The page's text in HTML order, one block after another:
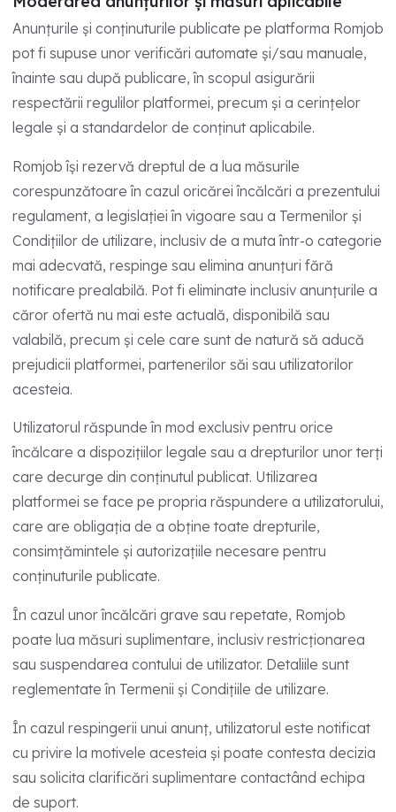
Anunțurile și conținuturile publicate pe platforma Romjob
pot fi supuse unor verificări automate și/sau manuale,
înainte sau după publicare, în scopul asigurării
respectării regulilor platformei, precum și a cerințelor
legale și a standardelor de conținut aplicabile.
Romjob își rezervă dreptul de a lua măsurile
corespunzătoare în cazul oricărei încălcări a prezentului
regulament, a legislației în vigoare sau a Termenilor și
Condițiilor de utilizare, inclusiv de a muta într-o categorie
mai adecvată, respinge sau elimina anunțuri fără
notificare prealabilă. Pot fi eliminate inclusiv anunțurile a
căror ofertă nu mai este actuală, disponibilă sau
valabilă, precum și cele care sunt de natură să aducă
prejudicii platformei, partenerilor săi sau utilizatorilor
acesteia.
Utilizatorul răspunde în mod exclusiv pentru orice
încălcare a dispozițiilor legale sau a drepturilor unor terți
care decurge din conținutul publicat. Utilizarea
platformei se face pe propria răspundere a utilizatorului,
care are obligația de a obține toate drepturile,
consimțămintele și autorizațiile necesare pentru
conținuturile publicate.
În cazul unor încălcări grave sau repetate, Romjob
poate lua măsuri suplimentare, inclusiv restricționarea
sau suspendarea contului de utilizator. Detaliile sunt
reglementate în Termenii și Condițiile de utilizare.
În cazul respingerii unui anunț, utilizatorul este notificat
cu privire la motivele acesteia și poate contesta decizia
sau solicita clarificări suplimentare contactând echipa
de suport.